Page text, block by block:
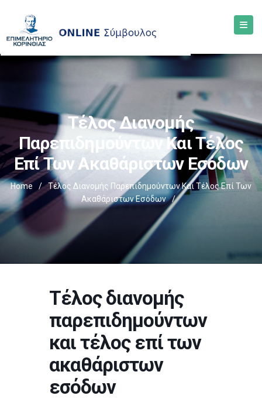
Τέλος Διανομής
Παρεπιδημούντων Και Τέλος
Επί Των Ακαθάριστων Εσόδων
Home /
Τέλος Διανομής Παρεπιδημούντων Και Τέλος Επί Των
Ακαθάριστων Εσόδων
/
Τέλος διανομής
παρεπιδημούντων
και τέλος επί των
ακαθάριστων
εσόδων